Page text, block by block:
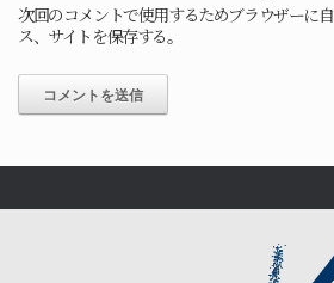
次回のコメントで使用するためブラウザーに
ス、サイトを保存する。